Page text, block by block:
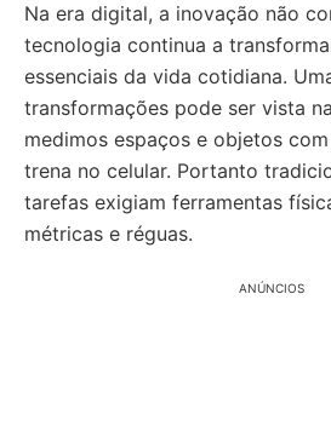
Na era digital, a inovação não
tecnologia continua a
essenciais da vida cotidiana.
transformações pode ser vista
medimos espaços e objetos
trena no celular. Portanto
tarefas exigiam ferramentas
métricas e réguas.
ANÚNCIOS